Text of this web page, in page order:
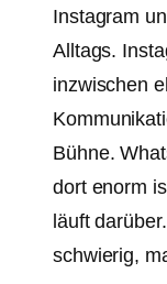
Instagram
Alltags.
inzwischen
Bühne.
dort enorm
läuft
schwierig,